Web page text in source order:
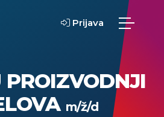
Prijava
m/ž/d